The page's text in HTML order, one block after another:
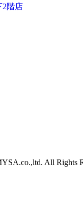
2階店
All Rights